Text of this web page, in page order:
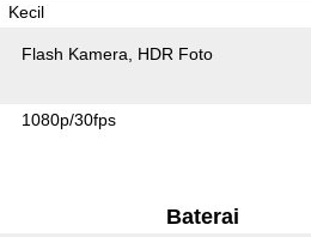
Kecil
Flash Kamera HDR Foto
1080p/30fps
Baterai